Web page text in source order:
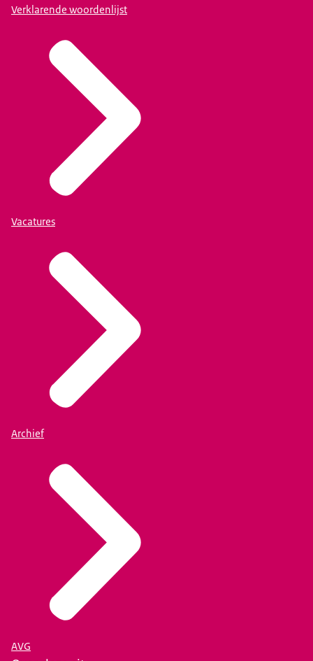
Verklarende woordenlijst
Vacatures
Archief
AVG